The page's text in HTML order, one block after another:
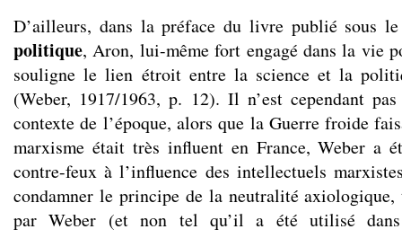
D’ailleurs, dans la préface du livre publié sous
politique, Aron, lui-même fort engagé dans la vie
souligne le lien étroit entre la science et la
(Weber, 1917/1963, p. 12). Il n’est cependant
contexte de l’époque, alors que la Guerre froide
marxisme était très influent en France, Weber a
contre-feux à l’influence des intellectuels
condamner le principe de la neutralité
par Weber (et non tel qu’il a été utilisé